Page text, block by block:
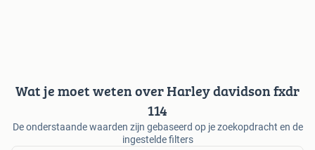
Wat je moet weten over Harley davidson fxdr
114
De onderstaande waarden zijn gebaseerd op je zoekopdracht en de
ingestelde filters